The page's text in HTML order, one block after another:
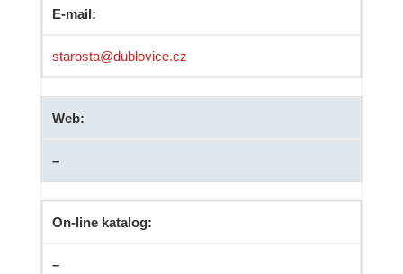
E-mail:
starosta@dublovice.cz
Web:
–
On-line katalog:
–